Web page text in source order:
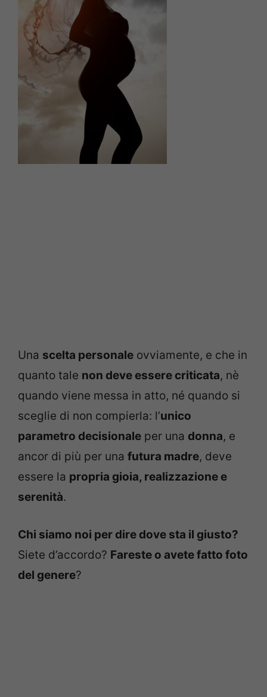
Una scelta personale ovviamente, e che in
quanto tale non deve essere criticata, nè
quando viene messa in atto, né quando si
sceglie di non compierla: l’unico
parametro decisionale per una donna, e
ancor di più per una futura madre, deve
essere la propria gioia, realizzazione e
serenità.
Chi siamo noi per dire dove sta il giusto?
Siete d’accordo? Fareste o avete fatto foto
del genere?